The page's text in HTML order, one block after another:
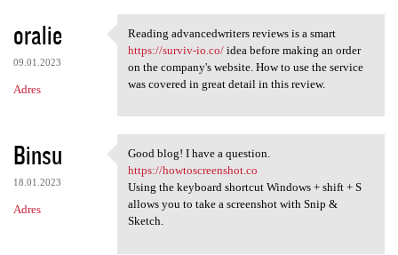
oralie
09.01.2023
Adres
Reading advancedwriters
Reading advancedwriters reviews is a smart
https://surviv-io.co/idea before making an order
on the company's website. How to use the service
was covered in great detail in this review.
Binsu
18.01.2023
Adres
Good blog! I have a question.
Good blog! I have a question.
https://howtoscreenshot.co
Using the keyboard shortcut Windows + shift + S
allows you to take a screenshot with Snip &
Sketch.